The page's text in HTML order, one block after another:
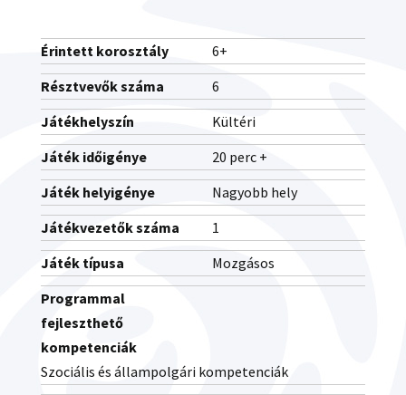
Érintett korosztály
6+
Résztvevők száma
6
Játékhelyszín
Kültéri
Játék időigénye
20 perc +
Játék helyigénye
Nagyobb hely
Játékvezetők száma
1
Játék típusa
Mozgásos
Programmal
fejleszthető
kompetenciák
Szociális és állampolgári kompetenciák